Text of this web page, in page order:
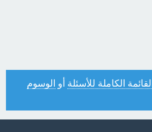
الكاملة للأسئلة أو الوسوم